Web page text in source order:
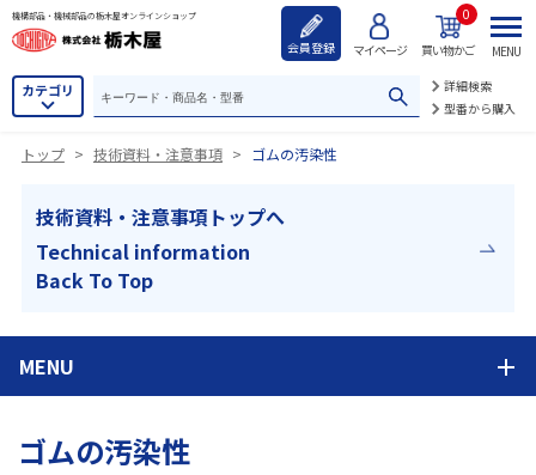
機構部品・機械部品の栃木屋オンラインショップ
会員登録 マイページ 買い物かご
0
カテゴリ
詳細検索
型番から購入
MENU
トップ > 技術資料・注意事項 > ゴムの汚染性
技術資料・注意事項トップへ
Technical information
Back To Top
MENU
ゴムの汚染性